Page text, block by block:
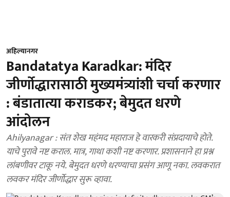
अहिल्यानगर
Bandatatya Karadkar: मंदिर
जीर्णोद्धारासाठी मुख्यमंत्र्यांशी चर्चा करणार
: बंडातात्या कराडकर; बेमुदत धरणे
आंदोलन
Ahilyanagar : संत शेख महंमद महाराज हे वारकरी संप्रदायाचे होते.
याचे पुरावे नष्ट कराल. मात्र, गाथा कशी नष्ट करणार. प्रशासनाने हा प्रश्न
लांबणीवर टाकू नये. बेमुदत धरणे धरण्याचा प्रसंग आणू नका. लवकरात
लवकर मंदिर जीर्णोद्धार सुरू व्हावा.